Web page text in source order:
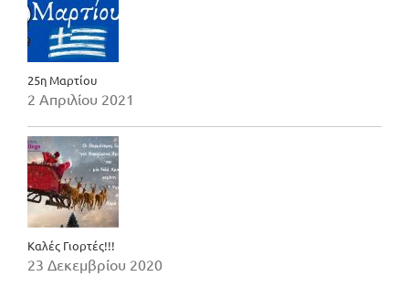
25η Μαρτίου
2 Απριλίου 2021
Καλές Γιορτές!!!
23 Δεκεμβρίου 2020